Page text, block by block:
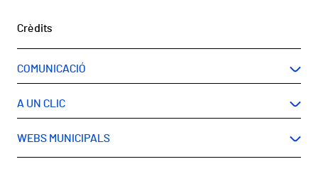
Peu
Crèdits
COMUNICACIÓ
A UN CLIC
WEBS MUNICIPALS